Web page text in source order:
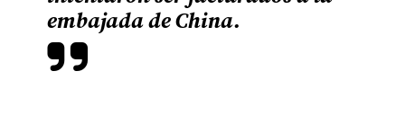
embajada de China.